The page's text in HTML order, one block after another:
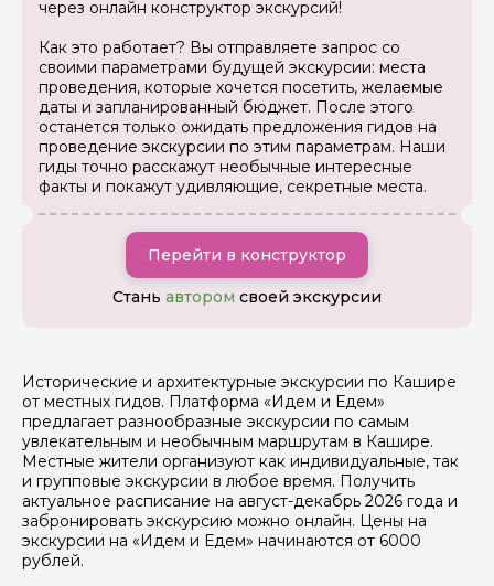
через онлайн конструктор экскурсий!
Как это работает? Вы отправляете запрос со
своими параметрами будущей экскурсии: места
проведения, которые хочется посетить, желаемые
даты и запланированный бюджет. После этого
останется только ожидать предложения гидов на
проведение экскурсии по этим параметрам. Наши
гиды точно расскажут необычные интересные
факты и покажут удивляющие, секретные места.
Перейти в конструктор
Стань автором своей экскурсии
Исторические и архитектурные экскурсии по Кашире
от местных гидов. Платформа «Идем и Едем»
предлагает разнообразные экскурсии по самым
увлекательным и необычным маршрутам в Кашире.
Местные жители организуют как индивидуальные, так
и групповые экскурсии в любое время. Получить
актуальное расписание на август-декабрь 2026 года и
забронировать экскурсию можно онлайн. Цены на
экскурсии на «Идем и Едем» начинаются от 6000
рублей.
Вопросы и комментарии
Если у вас есть интересующие вопросы, можете их
задать
Я даю своё согласие на обработку персональных